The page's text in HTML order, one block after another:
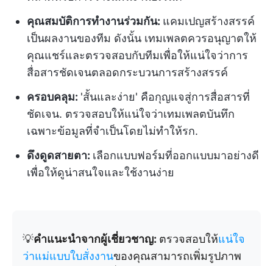
คุณสมบัติการทำงานร่วมกัน: แคมเปญสร้างสรรค์
เป็นผลงานของทีม ดังนั้น เทมเพลตควรอนุญาตให้
คุณแชร์และตรวจสอบกับทีมเพื่อให้แน่ใจว่าการ
สื่อสารชัดเจนตลอดกระบวนการสร้างสรรค์
ครอบคลุม: 'สั้นและง่าย' คือกุญแจสู่การสื่อสารที่
ชัดเจน. ตรวจสอบให้แน่ใจว่าเทมเพลตบันทึก
เฉพาะข้อมูลที่จำเป็นโดยไม่ทำให้รก.
ดึงดูดสายตา: เลือกแบบฟอร์มที่ออกแบบมาอย่างดี
เพื่อให้ดูน่าสนใจและใช้งานง่าย
💡คำแนะนำจากผู้เชี่ยวชาญ: ตรวจสอบให้แน่ใจ
ว่าแม่แบบใบสั่งงานของคุณสามารถเพิ่มรูปภาพ